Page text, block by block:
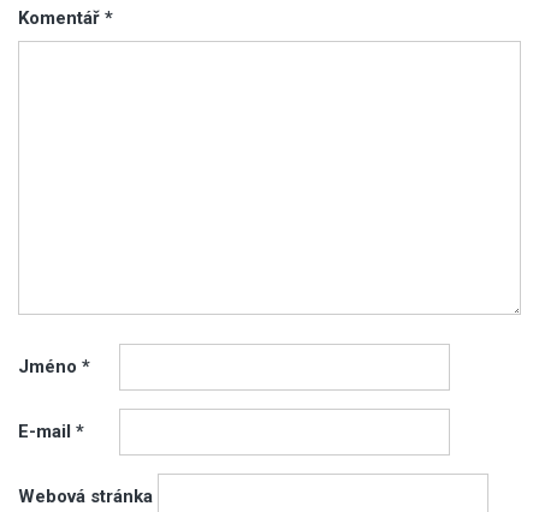
Komentář *
Jméno *
E-mail *
Webová stránka